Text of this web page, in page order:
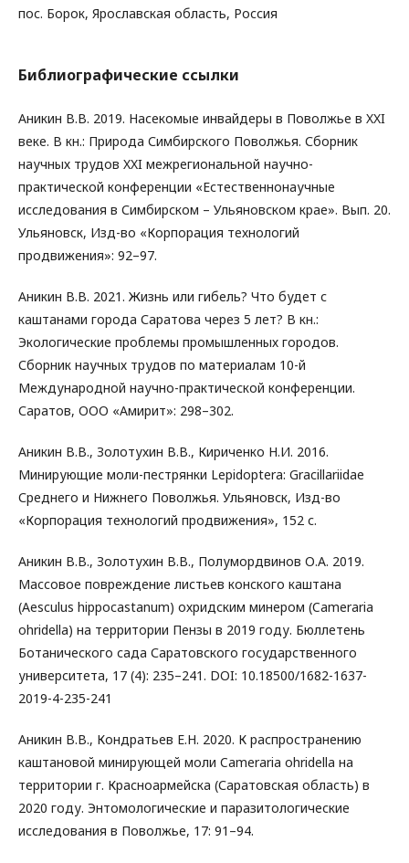
пос. Борок, Ярославская область, Россия
Библиографические ссылки
Аникин В.В. 2019. Насекомые инвайдеры в Поволжье в XXI
веке. В кн.: Природа Симбирского Поволжья. Сборник
научных трудов XXI межрегиональной научно-
практической конференции «Естественнонаучные
исследования в Симбирском – Ульяновском крае». Вып. 20.
Ульяновск, Изд-во «Корпорация технологий
продвижения»: 92–97.
Аникин В.В. 2021. Жизнь или гибель? Что будет с
каштанами города Саратова через 5 лет? В кн.:
Экологические проблемы промышленных городов.
Сборник научных трудов по материалам 10-й
Международной научно-практической конференции.
Саратов, ООО «Амирит»: 298–302.
Аникин В.В., Золотухин В.В., Кириченко Н.И. 2016.
Минирующие моли-пестрянки Lepidoptera: Gracillariidae
Среднего и Нижнего Поволжья. Ульяновск, Изд-во
«Корпорация технологий продвижения», 152 с.
Аникин В.В., Золотухин В.В., Полумордвинов О.А. 2019.
Массовое повреждение листьев конского каштана
(Aesculus hippocastanum) охридским минером (Cameraria
ohridella) на территории Пензы в 2019 году. Бюллетень
Ботанического сада Саратовского государственного
университета, 17 (4): 235–241. DOI: 10.18500/1682-1637-
2019-4-235-241
Аникин В.В., Кондратьев Е.Н. 2020. К распространению
каштановой минирующей моли Cameraria ohridella на
территории г. Красноармейска (Саратовская область) в
2020 году. Энтомологические и паразитологические
исследования в Поволжье, 17: 91–94.